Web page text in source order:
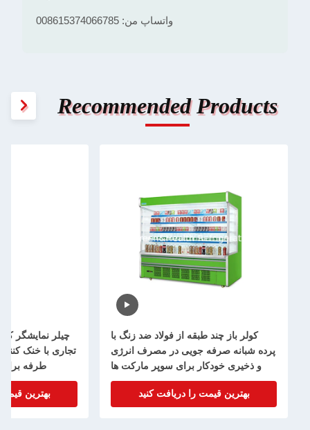
واتساپ من: 008615374066785
Recommended Products
کولر باز چند طبقه از فولاد ضد زنگ با
پرده شبانه صرفه جویی در مصرف انرژی
و ذخیری خودکار برای سوپر مارکت ها
بهترین قیمت را دریافت کنید
چیلر نمایشگر
تجاری با خنک
طرفه
بهترین